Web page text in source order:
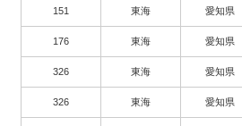
151 東海 愛知県
176 東海 愛知県
326 東海 愛知県
326 東海 愛知県